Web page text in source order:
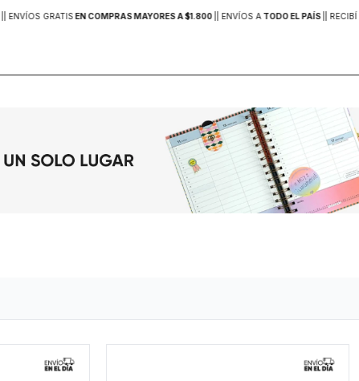
| ENVÍOS GRATISEN COMPRAS MAYORES A $1.800 | ENVÍOS A TODO EL PAÍS |